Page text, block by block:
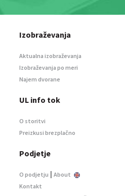
Izobraževanja
Aktualna izobraževanja
Izobraževanja po meri
Najem dvorane
UL info tok
O storitvi
Preizkusi brezplačno
Podjetje
O podjetju | About
Kontakt